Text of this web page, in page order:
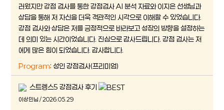
러웠지만 강점 검사를 통한 강점검사 AI 분석 자료와 이지은 선생님과
상담을 통해 저 자신을 더욱 객관적인 시각으로 이해할 수 있었습니다.
강점 검사와 상담은 저를 긍정적으로 바라보고 성장의 방향을 설정하는
데 의미 있는 시간이었습니다. 진심으로 감사드립니다. 강점 검사는 저
에게 많은 힘이 되었습니다. 감사합니다.
Program: 성인 강점검사(프리미엄)
스트렝스5 강점검사 후기
이상민님 / 2026.05.29